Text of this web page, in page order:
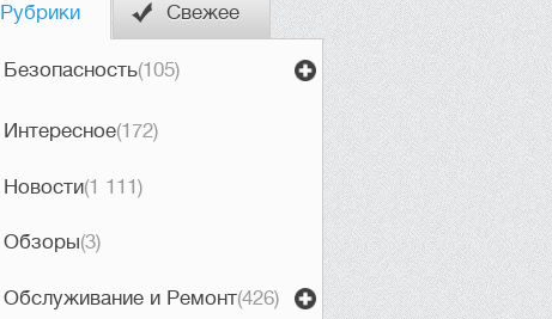
Рубрики Свежее
Безопасность(105)
Интересное(172)
Новости(1 111)
Обзоры(3)
Обслуживание и Ремонт(426)